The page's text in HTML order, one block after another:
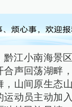
黔江小南海景
合声回荡湖畔
，山间原生态
运动员主动加